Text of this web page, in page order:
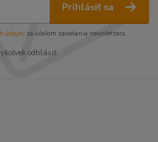
Prihlásiť sa
údajov za účelom zasielania newslettera.
odhlásiť.